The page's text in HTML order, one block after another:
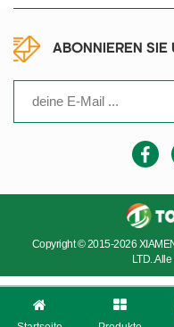
ABONNIEREN SIE
Copyright © 2015-2026